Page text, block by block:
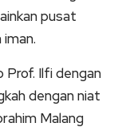
pusat
Prof. Ilfi dengan
dengan niat
Malang